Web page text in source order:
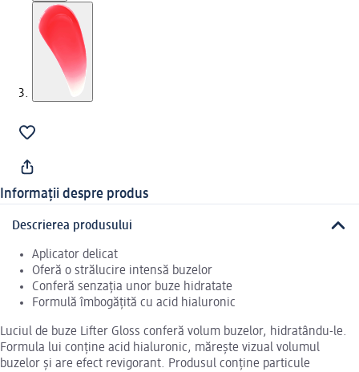
Informații despre produs
Descrierea produsului
Aplicator delicat
Oferă o strălucire intensă buzelor
Conferă senzația unor buze hidratate
Formulă îmbogățită cu acid hialuronic
Luciul de buze Lifter Gloss conferă volum buzelor, hidratându-le.
Formula lui conține acid hialuronic, mărește vizual volumul
buzelor și are efect revigorant. Produsul conține particule